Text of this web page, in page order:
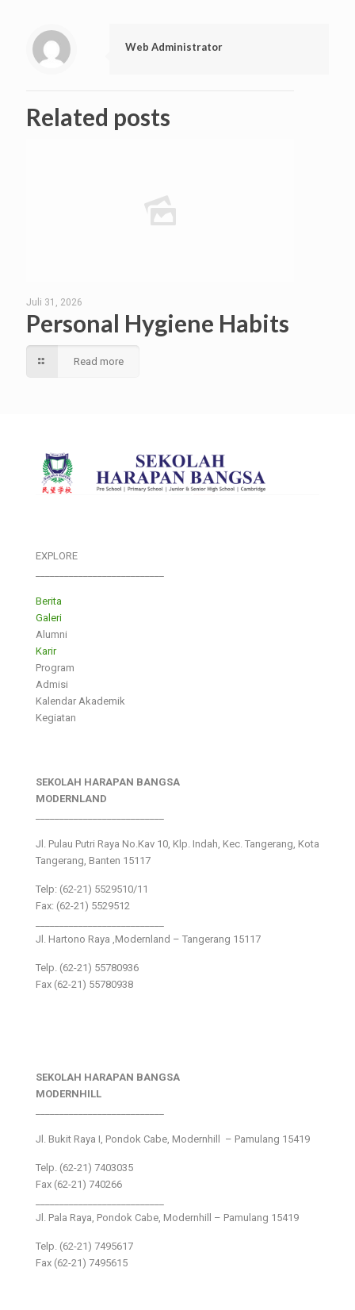
Web Administrator
Related posts
Juli 31, 2026
Personal Hygiene Habits
Read more
EXPLORE
Berita
Galeri
Alumni
Karir
Program
Admisi
Kalendar Akademik
Kegiatan
SEKOLAH HARAPAN BANGSA
MODERNLAND
Jl. Pulau Putri Raya No.Kav 10, Klp. Indah, Kec. Tangerang, Kota
Tangerang, Banten 15117
Telp: (62-21) 5529510/11
Fax: (62-21) 5529512
Jl. Hartono Raya ,Modernland – Tangerang 15117
Telp. (62-21) 55780936
Fax (62-21) 55780938
SEKOLAH HARAPAN BANGSA
MODERNHILL
Jl. Bukit Raya I, Pondok Cabe, Modernhill – Pamulang 15419
Telp. (62-21) 7403035
Fax (62-21) 740266
Jl. Pala Raya, Pondok Cabe, Modernhill – Pamulang 15419
Telp. (62-21) 7495617
Fax (62-21) 7495615